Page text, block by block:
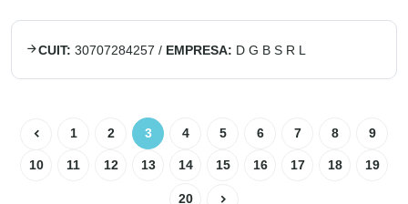
CUIT: 30707284257 / EMPRESA: D G B S R L
1 2 3 4 5 6 7 8 9
10 11 12 13 14 15 16 17 18 19
20